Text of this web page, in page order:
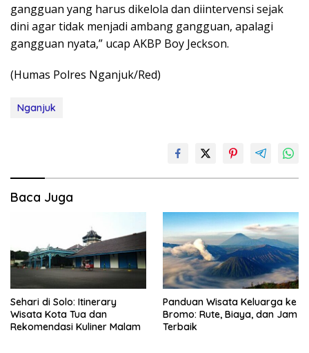
gangguan yang harus dikelola dan diintervensi sejak
dini agar tidak menjadi ambang gangguan, apalagi
gangguan nyata,” ucap AKBP Boy Jeckson.
(Humas Polres Nganjuk/Red)
Nganjuk
Baca Juga
Sehari di Solo: Itinerary
Wisata Kota Tua dan
Rekomendasi Kuliner Malam
Panduan Wisata Keluarga ke
Bromo: Rute, Biaya, dan Jam
Terbaik